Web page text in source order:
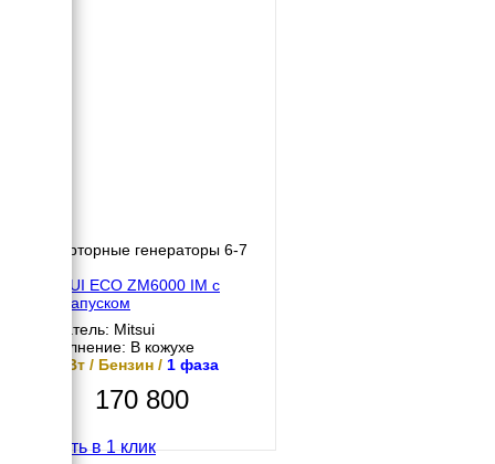
Инверторные генераторы 6-7
MITSUI ECO ZM6000 IM с
автозапуском
Двигатель: Mitsui
Исполнение: В кожухе
5.5 кВт / Бензин / 1 фаза
170 800
Купить в 1 клик